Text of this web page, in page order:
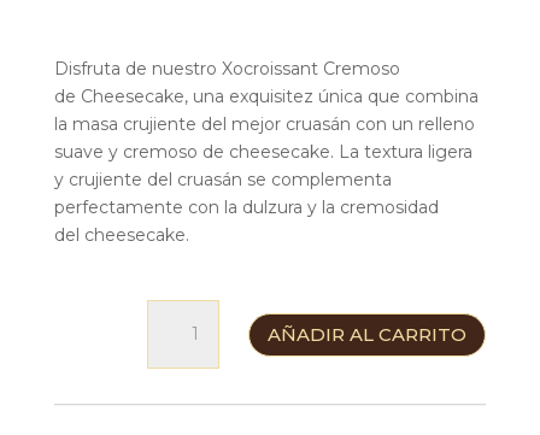
Disfruta de nuestro Xocroissant Cremoso
de Cheesecake, una exquisitez única que combina
la masa crujiente del mejor cruasán con un relleno
suave y cremoso de cheesecake. La textura ligera
y crujiente del cruasán se complementa
perfectamente con la dulzura y la cremosidad
del cheesecake.
Cheescake
cantidad
AÑADIR AL CARRITO